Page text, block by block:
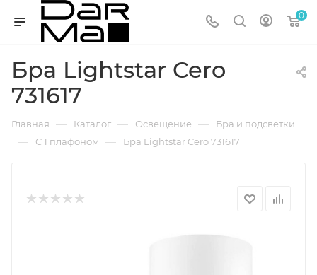
0
Бра Lightstar Cero
731617
Главная — Каталог — Освещение — Бра и подсветки
— С 1 плафоном — Бра Lightstar Cero 731617